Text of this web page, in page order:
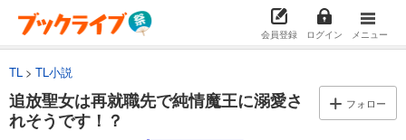
会員登録 ログイン メニュー
TL TL小説
追放聖女は再就職先で純情魔王に溺愛さ
れそうです！？
フォロー